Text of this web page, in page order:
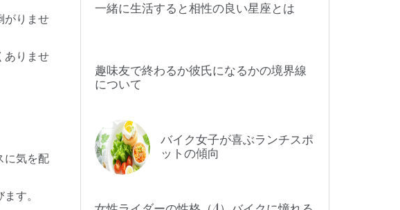
がりませ
ありませ
に気を配
す。
一緒に生活すると相性の良い星座とは
趣味友で終わるか彼氏になるかの境界線
について
バイク女子が喜ぶランチスポ
ットの傾向